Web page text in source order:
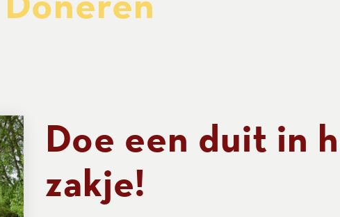
Doe een duit in
zakje!